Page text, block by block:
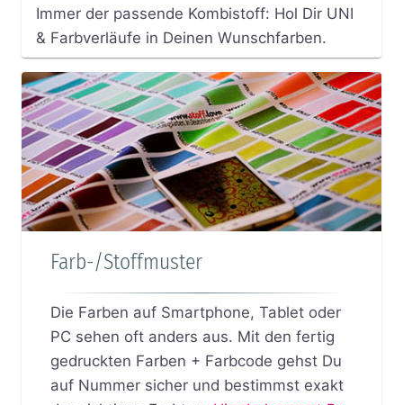
Immer der passende Kombistoff: Hol Dir UNI
& Farbverläufe in Deinen Wunschfarben.
Farb-/Stoffmuster
Die Farben auf Smartphone, Tablet oder
PC sehen oft anders aus. Mit den fertig
gedruckten Farben + Farbcode gehst Du
auf Nummer sicher und bestimmst exakt